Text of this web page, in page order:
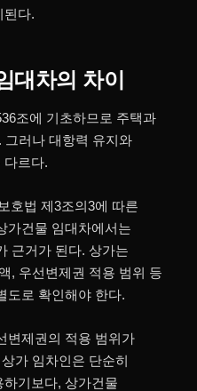
된다.
대차의 차이
조에 기초하므로 주택과
그러나 대항력 유지와
다르다.
호법 제3조의3에 따른
가건물 임대차에서는
근거가 된다. 상가는
, 우선변제권 적용 범위 등
도로 확인해야 한다.
변제권의 적용 범위가
가 임차인은 단순히
기보다, 상가건물